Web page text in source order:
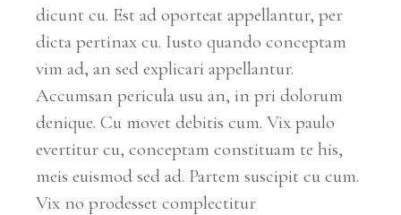
dicunt cu. Est ad oporteat appellantur, per
dicta pertinax cu. Iusto quando conceptam
vim ad, an sed explicari appellantur.
Accumsan pericula usu an, in pri dolorum
denique. Cu movet debitis cum. Vix paulo
evertitur cu, conceptam constituam te his,
meis euismod sed ad. Partem suscipit cu cum.
Vix no prodesset complectitur